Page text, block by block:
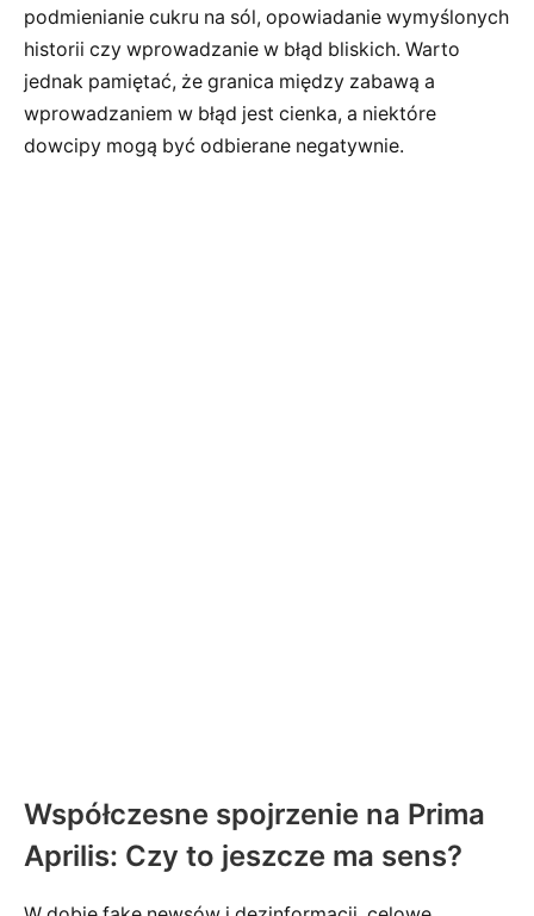
podmienianie cukru na sól, opowiadanie wymyślonych
historii czy wprowadzanie w błąd bliskich. Warto
jednak pamiętać, że granica między zabawą a
wprowadzaniem w błąd jest cienka, a niektóre
dowcipy mogą być odbierane negatywnie.
Współczesne spojrzenie na Prima
Aprilis: Czy to jeszcze ma sens?